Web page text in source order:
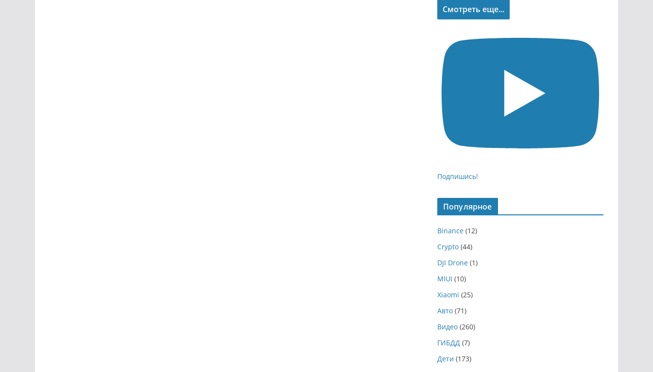
Смотреть еще...
Подпишись!
Популярное
Binance (12)
Crypto (44)
DJI Drone (1)
MIUI (10)
Xiaomi (25)
Авто (71)
Видео (260)
ГИБДД (7)
Дети (173)